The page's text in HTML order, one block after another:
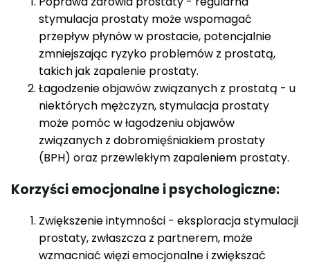
stymulacja prostaty może wspomagać
przepływ płynów w prostacie, potencjalnie
zmniejszając ryzyko problemów z prostatą,
takich jak zapalenie prostaty.
Łagodzenie objawów związanych z prostatą - u
niektórych mężczyzn, stymulacja prostaty
może pomóc w łagodzeniu objawów
związanych z dobromięśniakiem prostaty
(BPH) oraz przewlekłym zapaleniem prostaty.
Korzyści emocjonalne i psychologiczne:
Zwiększenie intymności - eksploracja stymulacji
prostaty, zwłaszcza z partnerem, może
wzmacniać więzi emocjonalne i zwiększać